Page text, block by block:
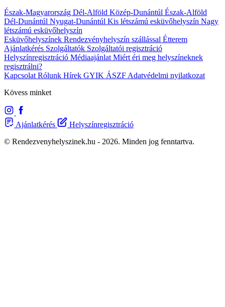
Észak-Magyarország Dél-Alföld Közép-Dunántúl Észak-Alföld
Dél-Dunántúl Nyugat-Dunántúl Kis létszámú esküvőhelyszín Nagy
létszámú esküvőhelyszín
Esküvőhelyszínek Rendezvényhelyszín szállással Étterem
Ajánlatkérés Szolgáltatók Szolgáltatói regisztráció
Helyszínregisztráció Médiaajánlat Miért éri meg helyszíneknek
regisztrálni?
Kapcsolat Rólunk Hírek GYIK ÁSZF Adatvédelmi nyilatkozat
Kövess minket
Ajánlatkérés
Helyszínregisztráció
© Rendezvenyhelyszinek.hu - 2026. Minden jog fenntartva.